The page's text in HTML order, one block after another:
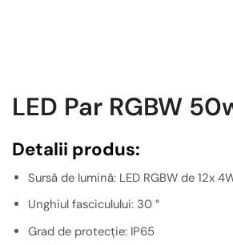
LED Par RGBW
Detalii produs:
Sursă de lumină: LED RGBW de 12x
Unghiul fasciculului: 30 °
Grad de protecție: IP65